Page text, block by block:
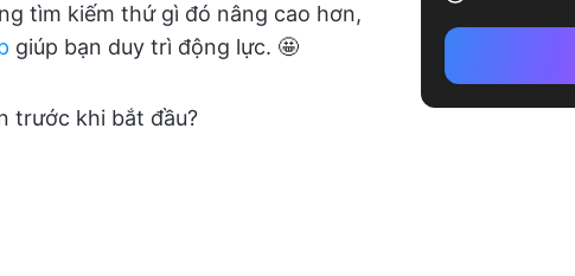
tìm kiếm thứ gì đó nâng cao hơn,
giúp bạn duy trì động lực. 🤩
trước khi bắt đầu?